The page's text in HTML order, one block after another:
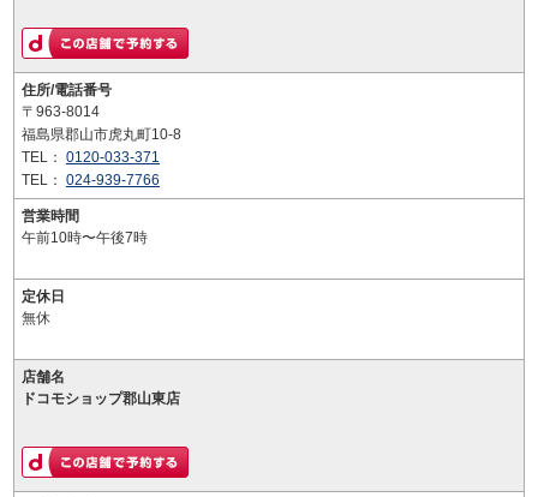
住所/電話番号
〒963-8014
福島県郡山市虎丸町10-8
TEL： 0120-033-371
TEL： 024-939-7766
営業時間
午前10時〜午後7時
定休日
無休
店舗名
ドコモショップ郡山東店